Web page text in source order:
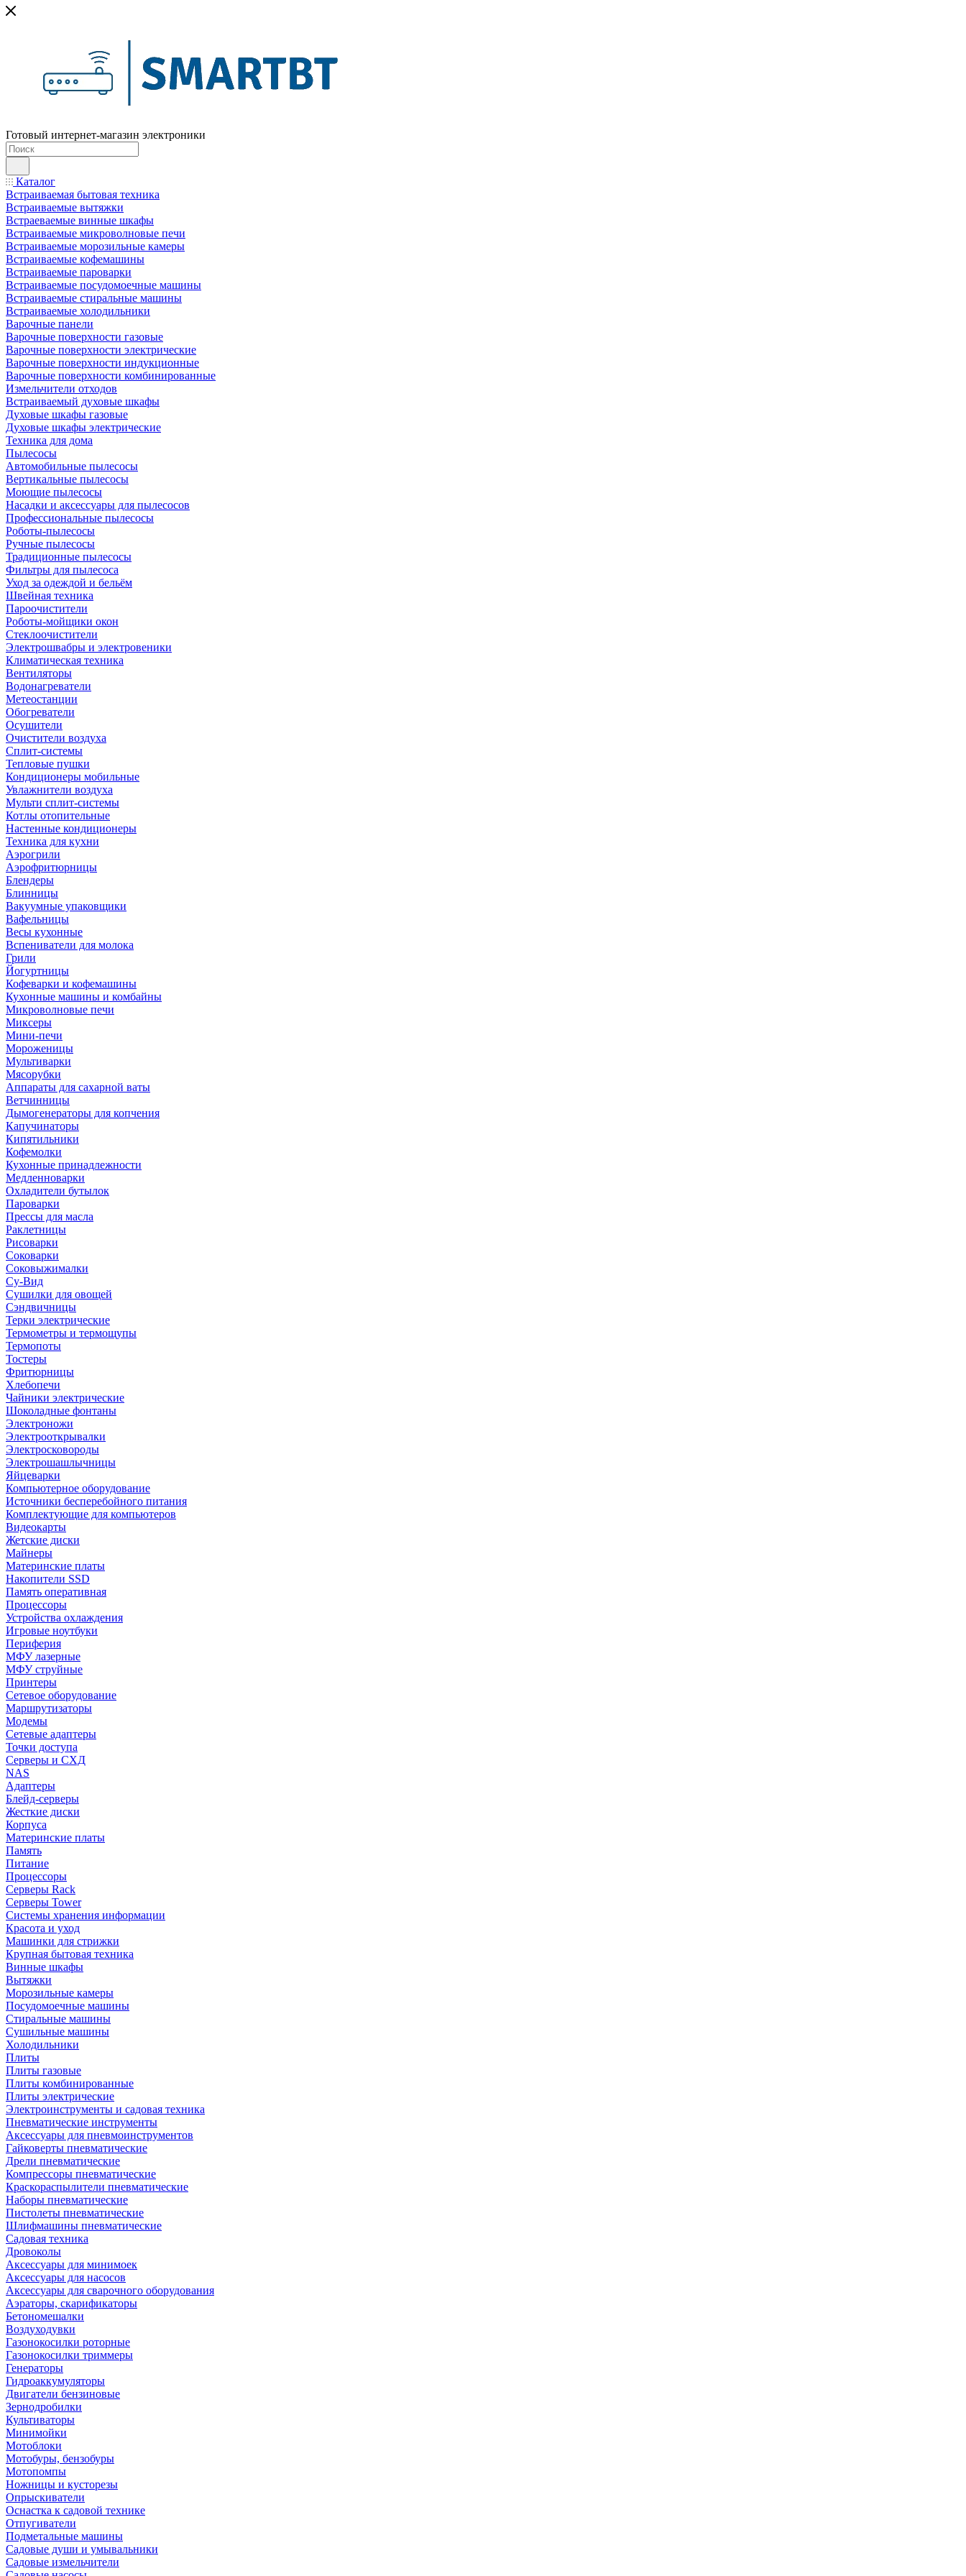
Готовый интернет-магазин электроники
Каталог
Встраиваемая бытовая техника
Встраиваемые вытяжки
Встраеваемые винные шкафы
Встраиваемые микроволновые печи
Встраиваемые морозильные камеры
Встраиваемые кофемашины
Встраиваемые пароварки
Встраиваемые посудомоечные машины
Встраиваемые стиральные машины
Встраиваемые холодильники
Варочные панели
Варочные поверхности газовые
Варочные поверхности электрические
Варочные поверхности индукционные
Варочные поверхности комбинированные
Измельчители отходов
Встраиваемый духовые шкафы
Духовые шкафы газовые
Духовые шкафы электрические
Техника для дома
Пылесосы
Автомобильные пылесосы
Вертикальные пылесосы
Моющие пылесосы
Насадки и аксессуары для пылесосов
Профессиональные пылесосы
Роботы-пылесосы
Ручные пылесосы
Традиционные пылесосы
Фильтры для пылесоса
Уход за одеждой и бельём
Швейная техника
Пароочистители
Роботы-мойщики окон
Стеклоочистители
Электрошвабры и электровеники
Климатическая техника
Вентиляторы
Водонагреватели
Метеостанции
Обогреватели
Осушители
Очистители воздуха
Сплит-системы
Тепловые пушки
Кондиционеры мобильные
Увлажнители воздуха
Мульти сплит-системы
Котлы отопительные
Настенные кондиционеры
Техника для кухни
Аэрогрили
Аэрофритюрницы
Блендеры
Блинницы
Вакуумные упаковщики
Вафельницы
Весы кухонные
Вспениватели для молока
Грили
Йогуртницы
Кофеварки и кофемашины
Кухонные машины и комбайны
Микроволновые печи
Миксеры
Мини-печи
Мороженицы
Мультиварки
Мясорубки
Аппараты для сахарной ваты
Ветчинницы
Дымогенераторы для копчения
Капучинаторы
Кипятильники
Кофемолки
Кухонные принадлежности
Медленноварки
Охладители бутылок
Пароварки
Прессы для масла
Раклетницы
Рисоварки
Соковарки
Соковыжималки
Су-Вид
Сушилки для овощей
Сэндвичницы
Терки электрические
Термометры и термощупы
Термопоты
Тостеры
Фритюрницы
Хлебопечи
Чайники электрические
Шоколадные фонтаны
Электроножи
Электрооткрывалки
Электросковороды
Электрошашлычницы
Яйцеварки
Компьютерное оборудование
Источники бесперебойного питания
Комплектующие для компьютеров
Видеокарты
Жетские диски
Майнеры
Материнские платы
Накопители SSD
Память оперативная
Процессоры
Устройства охлаждения
Игровые ноутбуки
Периферия
МФУ лазерные
МФУ струйные
Принтеры
Сетевое оборудование
Маршрутизаторы
Модемы
Сетевые адаптеры
Точки доступа
Серверы и СХД
NAS
Адаптеры
Блейд-серверы
Жесткие диски
Корпуса
Материнские платы
Память
Питание
Процессоры
Серверы Rack
Серверы Tower
Системы хранения информации
Красота и уход
Машинки для стрижки
Крупная бытовая техника
Винные шкафы
Вытяжки
Морозильные камеры
Посудомоечные машины
Стиральные машины
Сушильные машины
Холодильники
Плиты
Плиты газовые
Плиты комбинированные
Плиты электрические
Электроинструменты и садовая техника
Пневматические инструменты
Аксессуары для пневмоинструментов
Гайковерты пневматические
Дрели пневматические
Компрессоры пневматические
Краскораспылители пневматические
Наборы пневматические
Пистолеты пневматические
Шлифмашины пневматические
Садовая техника
Дровоколы
Аксессуары для минимоек
Аксессуары для насосов
Аксессуары для сварочного оборудования
Аэраторы, скарификаторы
Бетономешалки
Воздуходувки
Газонокосилки роторные
Газонокосилки триммеры
Генераторы
Гидроаккумуляторы
Двигатели бензиновые
Зернодробилки
Культиваторы
Минимойки
Мотоблоки
Мотобуры, бензобуры
Мотопомпы
Ножницы и кусторезы
Опрыскиватели
Оснастка к садовой технике
Отпугиватели
Подметальные машины
Садовые души и умывальники
Садовые измельчители